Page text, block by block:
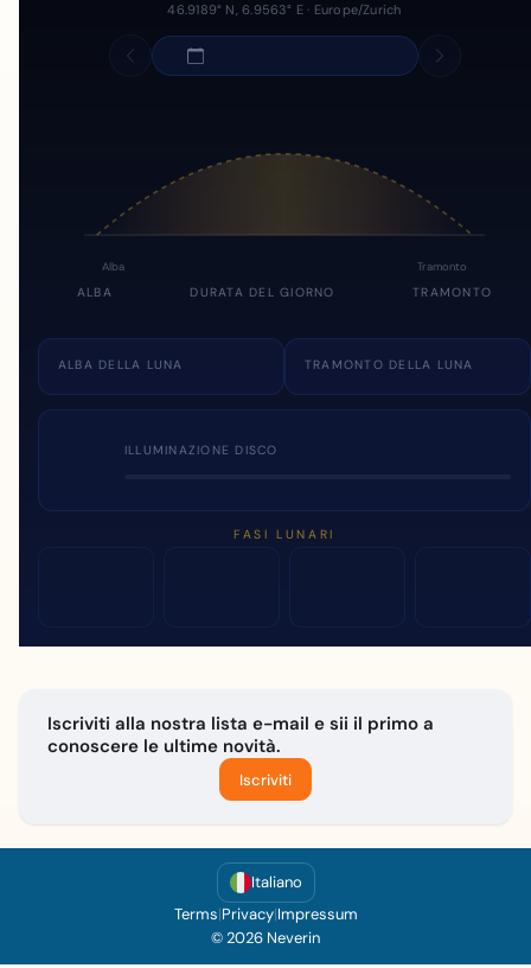
46.9189° N, 6.9563° E · Europe/Zurich
Alba Tramonto
ALBA DURATA DEL GIORNO TRAMONTO
ALBA DELLA LUNA TRAMONTO DELLA LUNA
ILLUMINAZIONE DISCO
FASI LUNARI
Iscriviti alla nostra lista e-mail e sii il primo a
conoscere le ultime novità.
Iscriviti
Italiano
Terms|Privacy|Impressum
© 2026 Neverin